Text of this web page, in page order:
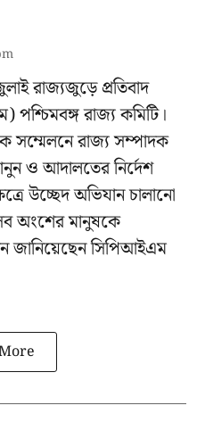
রাজ্যজুড়ে প্রতিবাদ
রাজ্য কমিটি।
সম্মেলনে রাজ্য সম্পাদক
ও আদালতের নির্দেশ
উচ্ছেদ অভিযান চালানো
অংশের মানুষকে
জানিয়েছেন সিপিআইএম